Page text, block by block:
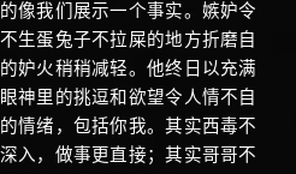
像我们展示一个事实。嫉妒令
生蛋兔子不拉屎的地方折磨自
妒火稍稍减轻。他终日以充满
神里的挑逗和欲望令人情不自
情绪，包括你我。其实西毒不
入，做事更直接；其实哥哥不